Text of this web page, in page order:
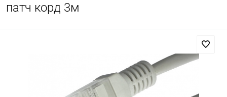
патч корд 3м